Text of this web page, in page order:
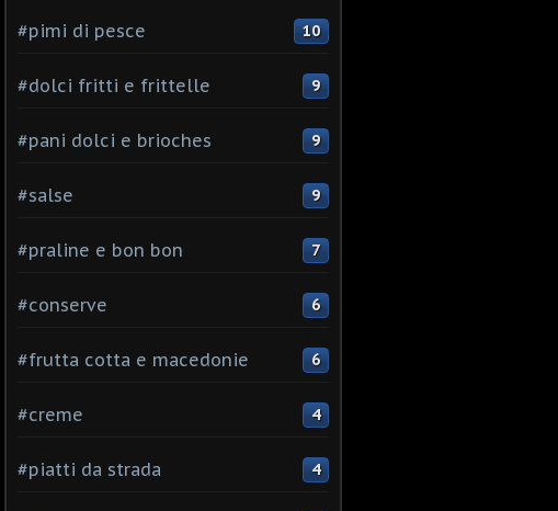
#pimi di pesce 10
#dolci fritti e frittelle 9
#pani dolci e brioches 9
#salse 9
#praline e bon bon 7
#conserve 6
#frutta cotta e macedonie 6
#creme 4
#piatti da strada 4